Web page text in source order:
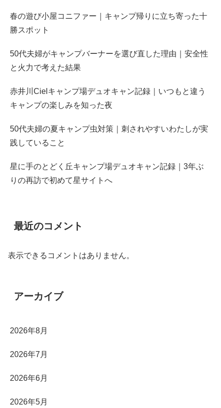
春の遊び小屋コニファー｜キャンプ帰りに立ち寄った十
勝スポット
50代夫婦がキャンプバーナーを選び直した理由｜安全性
と火力で考えた結果
赤井川Cielキャンプ場デュオキャン記録｜いつもと違う
キャンプの楽しみを知った夜
50代夫婦の夏キャンプ虫対策｜刺されやすいわたしが実
践していること
星に手のとどく丘キャンプ場デュオキャン記録｜3年ぶ
りの再訪で初めて星サイトへ
最近のコメント
表示できるコメントはありません。
アーカイブ
2026年8月
2026年7月
2026年6月
2026年5月